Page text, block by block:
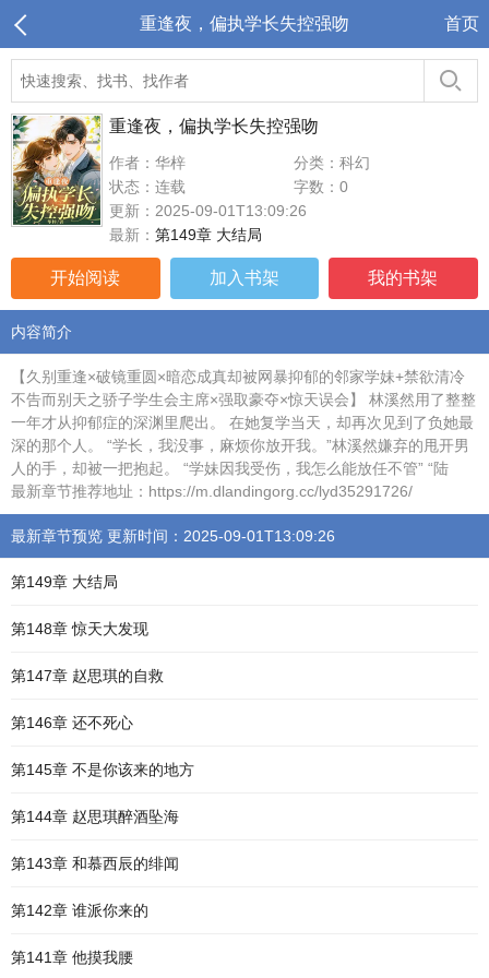
重逢夜，偏执学长失控强吻 首页
重逢夜，偏执学长失控强吻
作者：华梓
分类：科幻
状态：连载
字数：0
更新：2025-09-01T13:09:26
最新： 第149章 大结局
开始阅读 加入书架 我的书架
内容简介
【久别重逢×破镜重圆×暗恋成真却被网暴抑郁的邻家学妹+禁欲清冷
不告而别天之骄子学生会主席×强取豪夺×惊天误会】 林溪然用了整整
一年才从抑郁症的深渊里爬出。 在她复学当天，却再次见到了负她最
深的那个人。 “学长，我没事，麻烦你放开我。”林溪然嫌弃的甩开男
人的手，却被一把抱起。 “学妹因我受伤，我怎么能放任不管” “陆
最新章节推荐地址：https://m.dlandingorg.cc/lyd35291726/
最新章节预览 更新时间：2025-09-01T13:09:26
第149章 大结局
第148章 惊天大发现
第147章 赵思琪的自救
第146章 还不死心
第145章 不是你该来的地方
第144章 赵思琪醉酒坠海
第143章 和慕西辰的绯闻
第142章 谁派你来的
第141章 他摸我腰